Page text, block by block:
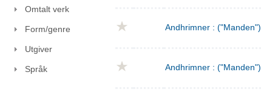
Omtalt verk
Form/genre
Utgiver
Språk
Andhrimner : ("Manden")
Andhrimner : ("Manden")